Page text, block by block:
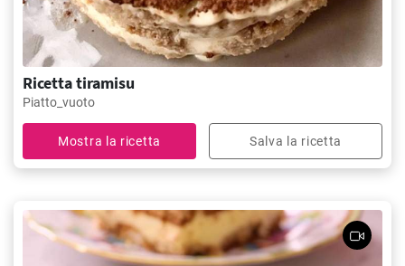
Ricetta tiramisu
Piatto_vuoto
Mostra la ricetta Salva la ricetta